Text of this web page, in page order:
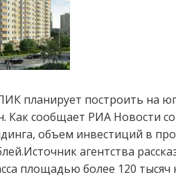
планирует построить на
Как сообщает РИА Новости
объем инвестиций в
агентства
площадью более 120